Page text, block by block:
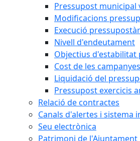
Pressupost municipal
Modificacions
Execució
Nivell d'endeutament
Objectius d'estabilitat
Cost de les
Liquidació del
Pressupost exercicis
Relació de contractes
Canals d'alertes i sistema
Seu electrònica
Patrimoni de l'Ajuntament